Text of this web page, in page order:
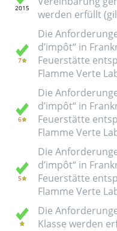
werden erfüllt
Die
d’impôt“ in
Feuerstätte
Flamme Verte
Die
d’impôt“ in
Feuerstätte
Flamme Verte
Die
d’impôt“ in
Feuerstätte
Flamme Verte
Die
Klasse werden